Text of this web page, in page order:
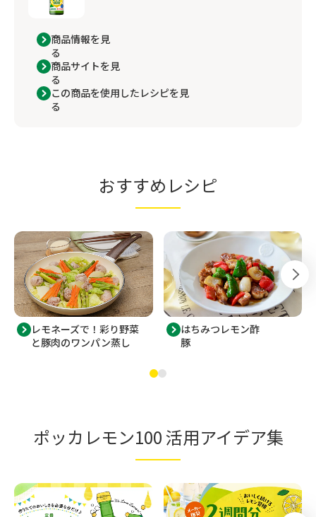
商品情報を見
る
商品サイトを見
る
この商品を使用したレシピを見
る
おすすめレシピ
レモネーズで！彩り野菜
と豚肉のワンパン蒸し
はちみつレモン酢
豚
ポッカレモン100 活用アイデア集